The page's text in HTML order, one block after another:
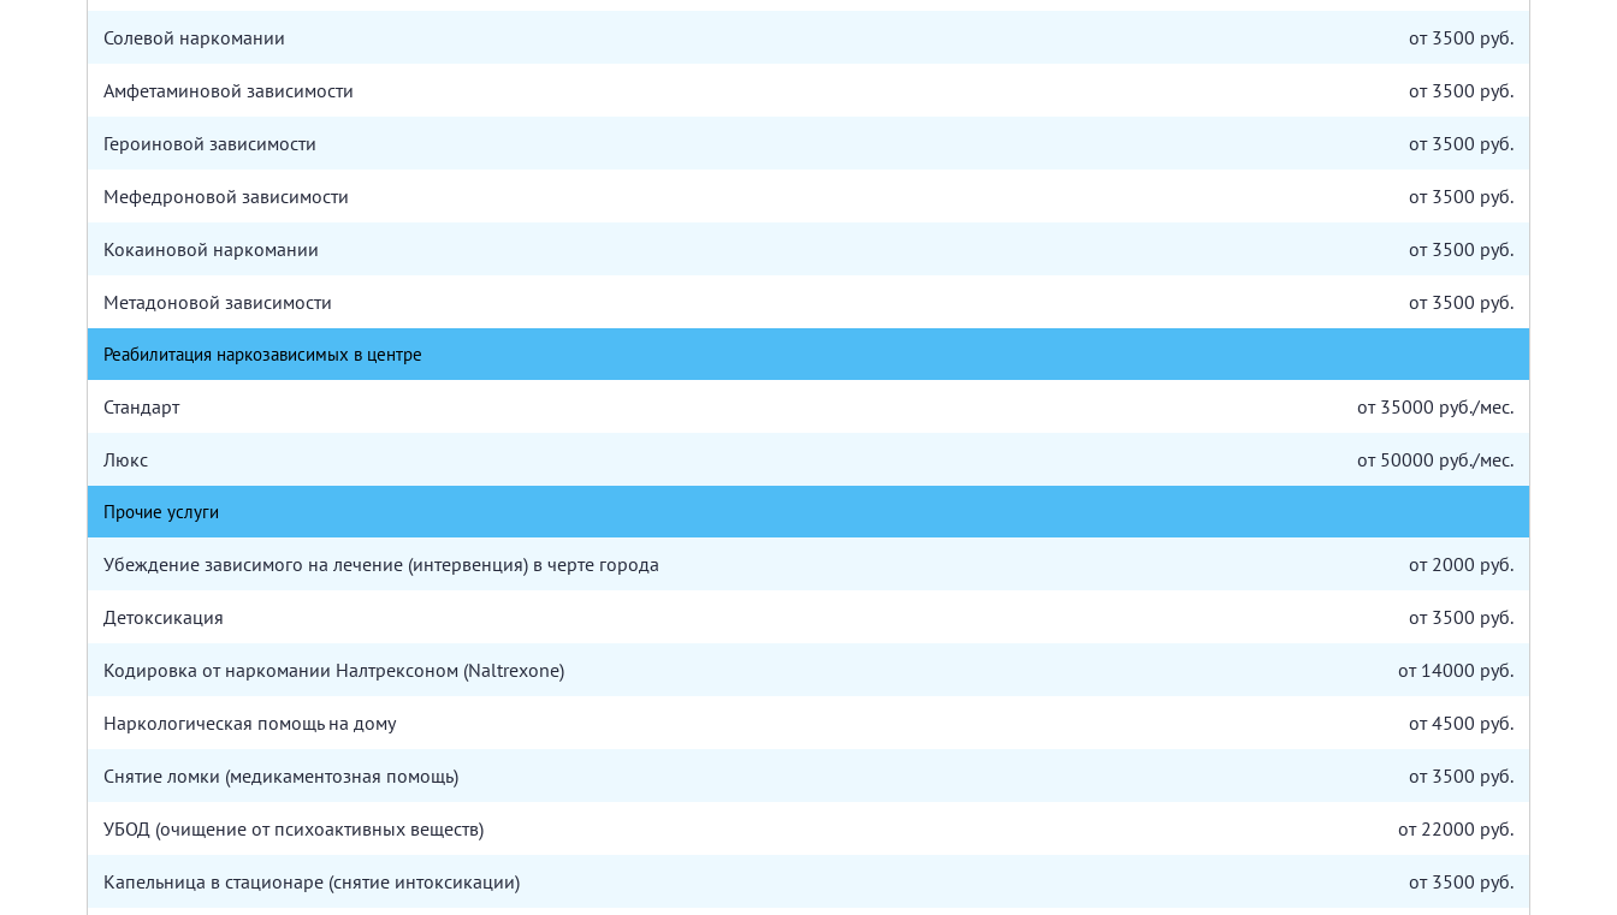
Солевой наркомании от 3500 руб.
Амфетаминовой зависимости от 3500 руб.
Героиновой зависимости от 3500 руб.
Мефедроновой зависимости от 3500 руб.
Кокаиновой наркомании от 3500 руб.
Метадоновой зависимости от 3500 руб.
Реабилитация наркозависимых в центре
Стандарт от 35000 руб./мес.
Люкс от 50000 руб./мес.
Прочие услуги
Убеждение зависимого на лечение (интервенция) в черте города от 2000 руб.
Детоксикация от 3500 руб.
Кодировка от наркомании Налтрексоном (Naltrexone) от 14000 руб.
Наркологическая помощь на дому от 4500 руб.
Снятие ломки (медикаментозная помощь) от 3500 руб.
УБОД (очищение от психоактивных веществ) от 22000 руб.
Капельница в стационаре (снятие интоксикации) от 3500 руб.